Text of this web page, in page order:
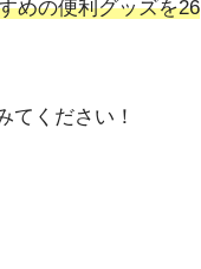
めの便利グッズを26
てください！